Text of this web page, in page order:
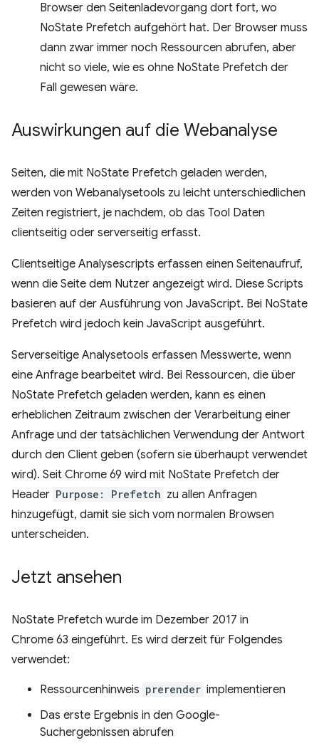
Browser den Seitenladevorgang dort fort, wo
NoState Prefetch aufgehört hat. Der Browser muss
dann zwar immer noch Ressourcen abrufen, aber
nicht so viele, wie es ohne NoState Prefetch der
Fall gewesen wäre.
Auswirkungen auf die Webanalyse
Seiten, die mit NoState Prefetch geladen werden,
werden von Webanalysetools zu leicht unterschiedlichen
Zeiten registriert, je nachdem, ob das Tool Daten
clientseitig oder serverseitig erfasst.
Clientseitige Analysescripts erfassen einen Seitenaufruf,
wenn die Seite dem Nutzer angezeigt wird. Diese Scripts
basieren auf der Ausführung von JavaScript. Bei NoState
Prefetch wird jedoch kein JavaScript ausgeführt.
Serverseitige Analysetools erfassen Messwerte, wenn
eine Anfrage bearbeitet wird. Bei Ressourcen, die über
NoState Prefetch geladen werden, kann es einen
erheblichen Zeitraum zwischen der Verarbeitung einer
Anfrage und der tatsächlichen Verwendung der Antwort
durch den Client geben (sofern sie überhaupt verwendet
wird). Seit Chrome 69 wird mit NoState Prefetch der
Header Purpose: Prefetch zu allen Anfragen
hinzugefügt, damit sie sich vom normalen Browsen
unterscheiden.
Jetzt ansehen
NoState Prefetch wurde im Dezember 2017 in
Chrome 63 eingeführt. Es wird derzeit für Folgendes
verwendet:
Ressourcenhinweis prerender implementieren
Das erste Ergebnis in den Google-
Suchergebnissen abrufen